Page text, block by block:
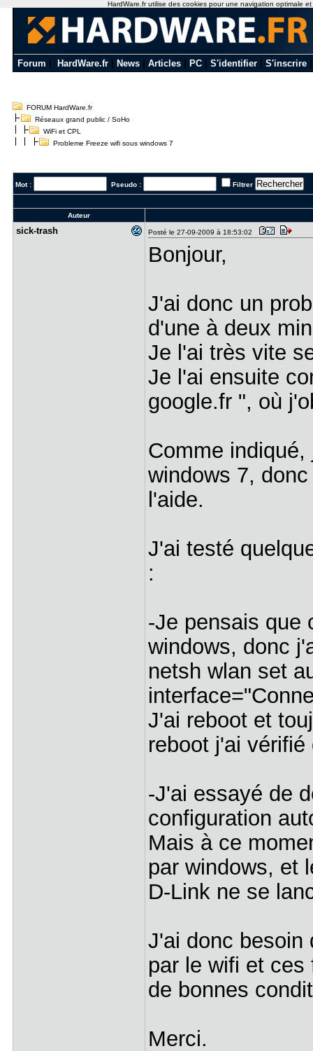
Forum HardWare.fr News Articles PC S'identifier S'inscrire
FORUM HardWare.fr
Réseaux grand public / SoHo
WiFi et CPL
Probleme Freeze wifi sous windows 7
Mot : Pseudo : Filtrer
Auteur
sick-trash Posté le 27-09-2009 à 18:53:02
Bonjour,
J'ai donc un
d'une à deux
Je l'ai très vite
Je l'ai ensuite
google.fr ", où
Comme
windows 7,
l'aide.
J'ai testé
:
-Je pensais que
windows, donc
netsh wlan set
J'ai reboot et
reboot j'ai
-J'ai essayé de
configuration
Mais à ce
par windows, et
D-Link ne se
J'ai donc besoin
par le wifi et ces
de bonnes
Merci.
HardWare.fr utilise des cookies pour une navigation optimale